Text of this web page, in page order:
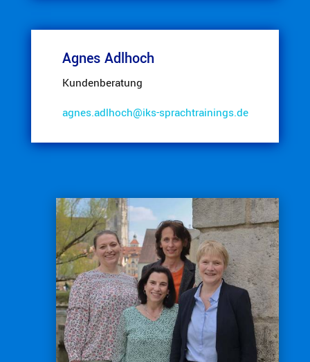
Agnes Adlhoch
Kunden­be­ratung
agnes.​adlhoch@​iks-​sprachtrainings.​de